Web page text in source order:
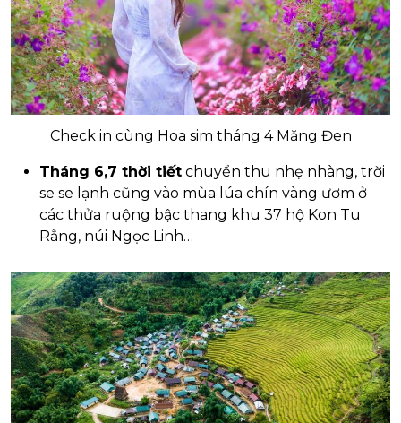
Check in cùng Hoa sim tháng 4 Măng Đen
Tháng 6,7 thời tiết chuyển thu nhẹ nhàng, trời
se se lạnh cũng vào mùa lúa chín vàng ươm ở
các thửa ruộng bậc thang khu 37 hộ Kon Tu
Rằng, núi Ngọc Linh…